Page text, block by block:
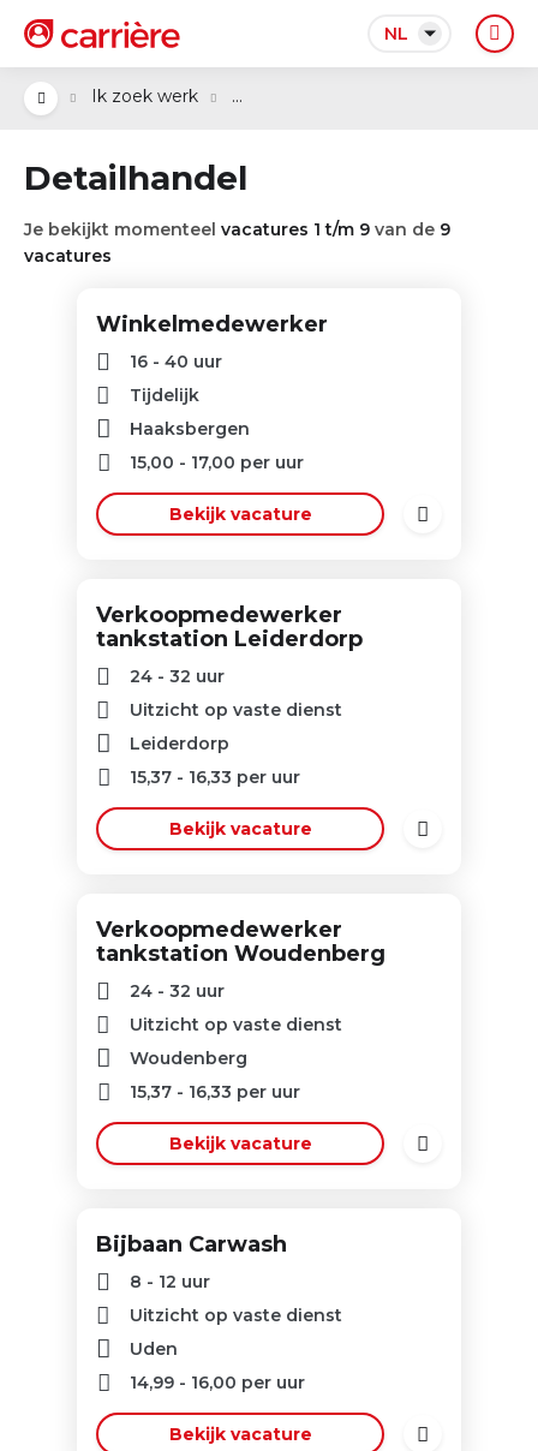
NL
Ik zoek werk ...
Detailhandel
Je bekijkt momenteel vacatures 1 t/m 9 van de 9
vacatures
Winkelmedewerker
16 - 40 uur
Tijdelijk
Haaksbergen
15,00 - 17,00 per uur
Bekijk vacature
Verkoopmedewerker
tankstation Leiderdorp
24 - 32 uur
Uitzicht op vaste dienst
Leiderdorp
15,37 - 16,33 per uur
Bekijk vacature
Verkoopmedewerker
tankstation Woudenberg
24 - 32 uur
Uitzicht op vaste dienst
Woudenberg
15,37 - 16,33 per uur
Bekijk vacature
Bijbaan Carwash
8 - 12 uur
Uitzicht op vaste dienst
Uden
14,99 - 16,00 per uur
Bekijk vacature